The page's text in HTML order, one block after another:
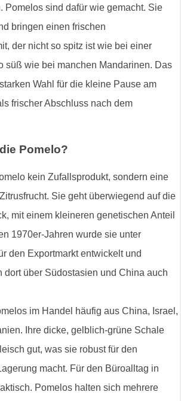
Pomelos sind dafür wie gemacht. Sie
bringen einen frischen
der nicht so spitz ist wie bei einer
süß wie bei manchen Mandarinen. Das
Wahl für die kleine Pause am
frischer Abschluss nach dem
Pomelo?
kein Zufallsprodukt, sondern eine
Sie geht überwiegend auf die
mit einem kleineren genetischen Anteil
1970er-Jahren wurde sie unter
den Exportmarkt entwickelt und
dort über Südostasien und China auch
im Handel häufig aus China, Israel,
Ihre dicke, gelblich-grüne Schale
gut, was sie robust für den
macht. Für den Büroalltag in
Pomelos halten sich mehrere